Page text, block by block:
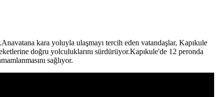
kara yoluyla ulaşmayı tercih eden vatandaşlar, Kapıkule
doğru yolculuklarını sürdürüyor.Kapıkule'de 12 peronda
sağlıyor.